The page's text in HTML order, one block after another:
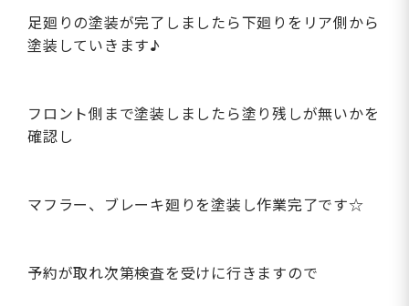
足廻りの塗装が完了しましたら下廻りをリア側から
塗装していきます♪
フロント側まで塗装しましたら塗り残しが無いかを
確認し
マフラー、ブレーキ廻りを塗装し作業完了です☆
予約が取れ次第検査を受けに行きますので